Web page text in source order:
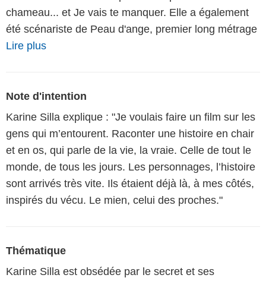
chameau... et Je vais te manquer. Elle a également
été scénariste de Peau d'ange, premier long métrage
Lire plus
Note d'intention
Karine Silla explique : "Je voulais faire un film sur les
gens qui m’entourent. Raconter une histoire en chair
et en os, qui parle de la vie, la vraie. Celle de tout le
monde, de tous les jours. Les personnages, l’histoire
sont arrivés très vite. Ils étaient déjà là, à mes côtés,
inspirés du vécu. Le mien, celui des proches."
Thématique
Karine Silla est obsédée par le secret et ses